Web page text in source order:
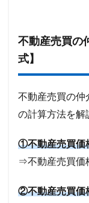
不動産売買の
式】
不動産売買の仲
の計算方法を解
①不動産売買価
⇒不動産売買価
②不動産売買価